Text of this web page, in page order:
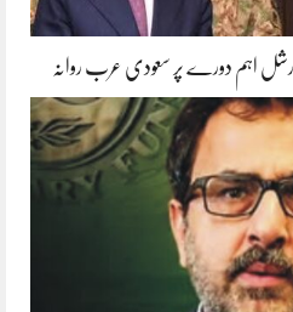
مارشل اہم دورے پر سعودی عرب روانہ